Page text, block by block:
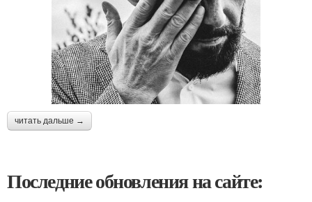
читать дальше →
Последние обновления на сайте: